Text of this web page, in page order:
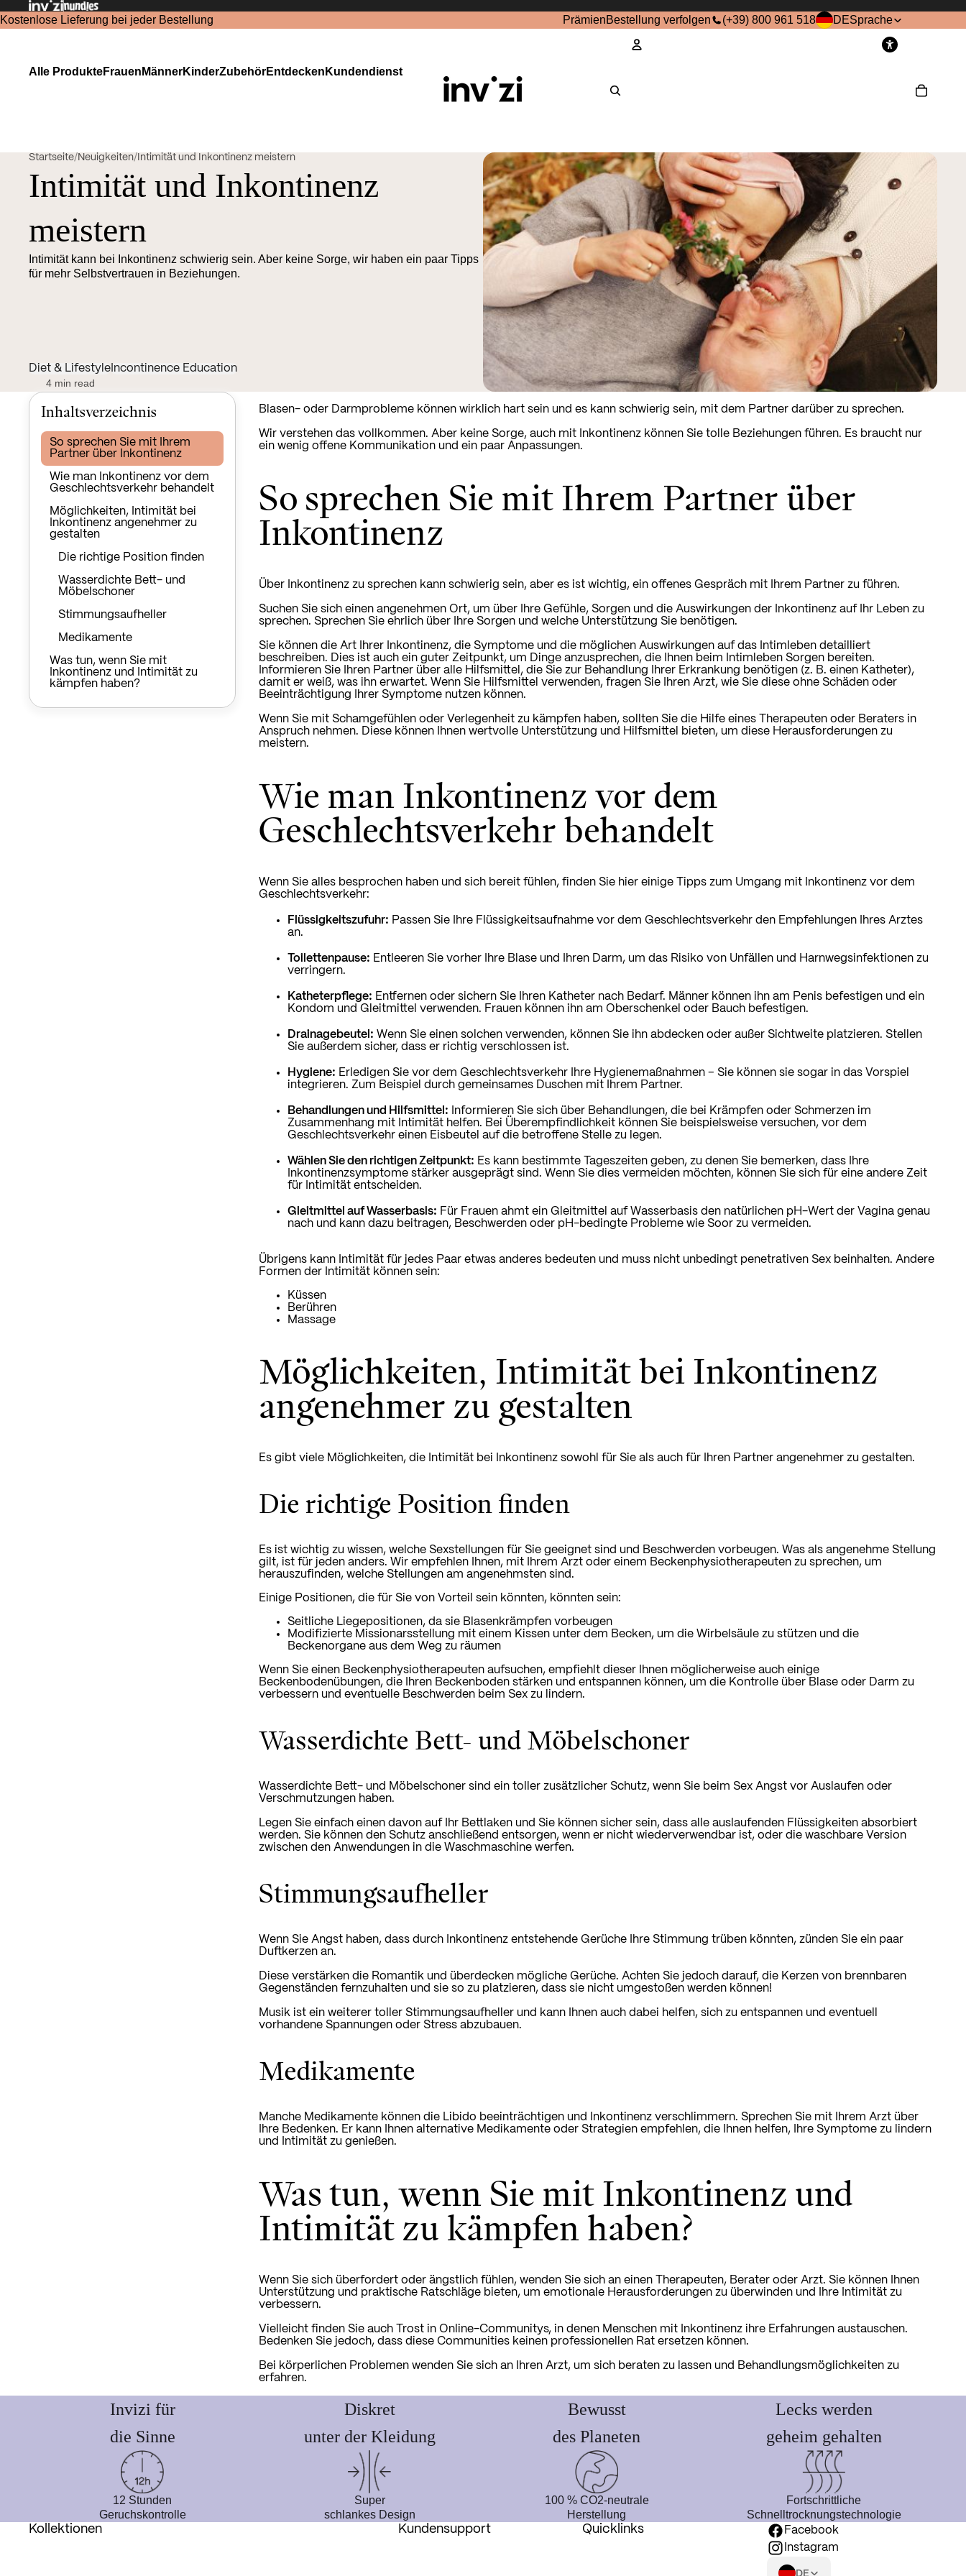
Kostenlose Lieferung bei jeder Bestellung PrämienBestellung verfolgen (+39) 800 961 518 DESprache
Alle ProdukteFrauen MännerKinderZubehörEntdecken Kundendienst
Startseite/Neuigkeiten/ Intimität und Inkontinenz meistern
Intimität und Inkontinenz
meistern
Intimität kann bei Inkontinenz schwierig sein. Aber keine Sorge, wir haben ein paar Tipps
für mehr Selbstvertrauen in Beziehungen.
Diet & Lifestyle Incontinence Education
4 min read
Inhaltsverzeichnis
So sprechen Sie mit Ihrem
Partner über Inkontinenz
Wie man Inkontinenz vor dem
Geschlechtsverkehr behandelt
Möglichkeiten, Intimität bei
Inkontinenz angenehmer zu
gestalten
Die richtige Position finden
Wasserdichte Bett- und
Möbelschoner
Stimmungsaufheller
Medikamente
Was tun, wenn Sie mit
Inkontinenz und Intimität zu
kämpfen haben?
Blasen- oder Darmprobleme können wirklich hart sein und es kann schwierig sein, mit dem Partner darüber zu sprechen.
Wir verstehen das vollkommen. Aber keine Sorge, auch mit Inkontinenz können Sie tolle Beziehungen führen. Es braucht nur
ein wenig offene Kommunikation und ein paar Anpassungen.
So sprechen Sie mit Ihrem Partner über
Inkontinenz
Über Inkontinenz zu sprechen kann schwierig sein, aber es ist wichtig, ein offenes Gespräch mit Ihrem Partner zu führen.
Suchen Sie sich einen angenehmen Ort, um über Ihre Gefühle, Sorgen und die Auswirkungen der Inkontinenz auf Ihr Leben zu
sprechen. Sprechen Sie ehrlich über Ihre Sorgen und welche Unterstützung Sie benötigen.
Sie können die Art Ihrer Inkontinenz, die Symptome und die möglichen Auswirkungen auf das Intimleben detailliert
beschreiben. Dies ist auch ein guter Zeitpunkt, um Dinge anzusprechen, die Ihnen beim Intimleben Sorgen bereiten.
Informieren Sie Ihren Partner über alle Hilfsmittel, die Sie zur Behandlung Ihrer Erkrankung benötigen (z. B. einen Katheter),
damit er weiß, was ihn erwartet. Wenn Sie Hilfsmittel verwenden, fragen Sie Ihren Arzt, wie Sie diese ohne Schäden oder
Beeinträchtigung Ihrer Symptome nutzen können.
Wenn Sie mit Schamgefühlen oder Verlegenheit zu kämpfen haben, sollten Sie die Hilfe eines Therapeuten oder Beraters in
Anspruch nehmen. Diese können Ihnen wertvolle Unterstützung und Hilfsmittel bieten, um diese Herausforderungen zu
meistern.
Wie man Inkontinenz vor dem
Geschlechtsverkehr behandelt
Wenn Sie alles besprochen haben und sich bereit fühlen, finden Sie hier einige Tipps zum Umgang mit Inkontinenz vor dem
Geschlechtsverkehr:
Flüssigkeitszufuhr: Passen Sie Ihre Flüssigkeitsaufnahme vor dem Geschlechtsverkehr den Empfehlungen Ihres Arztes
an.
Toilettenpause: Entleeren Sie vorher Ihre Blase und Ihren Darm, um das Risiko von Unfällen und Harnwegsinfektionen zu
verringern.
Katheterpflege: Entfernen oder sichern Sie Ihren Katheter nach Bedarf. Männer können ihn am Penis befestigen und ein
Kondom und Gleitmittel verwenden. Frauen können ihn am Oberschenkel oder Bauch befestigen.
Drainagebeutel: Wenn Sie einen solchen verwenden, können Sie ihn abdecken oder außer Sichtweite platzieren. Stellen
Sie außerdem sicher, dass er richtig verschlossen ist.
Hygiene: Erledigen Sie vor dem Geschlechtsverkehr Ihre Hygienemaßnahmen – Sie können sie sogar in das Vorspiel
integrieren. Zum Beispiel durch gemeinsames Duschen mit Ihrem Partner.
Behandlungen und Hilfsmittel: Informieren Sie sich über Behandlungen, die bei Krämpfen oder Schmerzen im
Zusammenhang mit Intimität helfen. Bei Überempfindlichkeit können Sie beispielsweise versuchen, vor dem
Geschlechtsverkehr einen Eisbeutel auf die betroffene Stelle zu legen.
Wählen Sie den richtigen Zeitpunkt: Es kann bestimmte Tageszeiten geben, zu denen Sie bemerken, dass Ihre
Inkontinenzsymptome stärker ausgeprägt sind. Wenn Sie dies vermeiden möchten, können Sie sich für eine andere Zeit
für Intimität entscheiden.
Gleitmittel auf Wasserbasis: Für Frauen ahmt ein Gleitmittel auf Wasserbasis den natürlichen pH-Wert der Vagina genau
nach und kann dazu beitragen, Beschwerden oder pH-bedingte Probleme wie Soor zu vermeiden.
Übrigens kann Intimität für jedes Paar etwas anderes bedeuten und muss nicht unbedingt penetrativen Sex beinhalten. Andere
Formen der Intimität können sein:
Küssen
Berühren
Massage
Möglichkeiten, Intimität bei Inkontinenz
angenehmer zu gestalten
Es gibt viele Möglichkeiten, die Intimität bei Inkontinenz sowohl für Sie als auch für Ihren Partner angenehmer zu gestalten.
Die richtige Position finden
Es ist wichtig zu wissen, welche Sexstellungen für Sie geeignet sind und Beschwerden vorbeugen. Was als angenehme Stellung
gilt, ist für jeden anders. Wir empfehlen Ihnen, mit Ihrem Arzt oder einem Beckenphysiotherapeuten zu sprechen, um
herauszufinden, welche Stellungen am angenehmsten sind.
Einige Positionen, die für Sie von Vorteil sein könnten, könnten sein:
Seitliche Liegepositionen, da sie Blasenkrämpfen vorbeugen
Modifizierte Missionarsstellung mit einem Kissen unter dem Becken, um die Wirbelsäule zu stützen und die
Beckenorgane aus dem Weg zu räumen
Wenn Sie einen Beckenphysiotherapeuten aufsuchen, empfiehlt dieser Ihnen möglicherweise auch einige
Beckenbodenübungen, die Ihren Beckenboden stärken und entspannen können, um die Kontrolle über Blase oder Darm zu
verbessern und eventuelle Beschwerden beim Sex zu lindern.
Wasserdichte Bett- und Möbelschoner
Wasserdichte Bett- und Möbelschoner sind ein toller zusätzlicher Schutz, wenn Sie beim Sex Angst vor Auslaufen oder
Verschmutzungen haben.
Legen Sie einfach einen davon auf Ihr Bettlaken und Sie können sicher sein, dass alle auslaufenden Flüssigkeiten absorbiert
werden. Sie können den Schutz anschließend entsorgen, wenn er nicht wiederverwendbar ist, oder die waschbare Version
zwischen den Anwendungen in die Waschmaschine werfen.
Stimmungsaufheller
Wenn Sie Angst haben, dass durch Inkontinenz entstehende Gerüche Ihre Stimmung trüben könnten, zünden Sie ein paar
Duftkerzen an.
Diese verstärken die Romantik und überdecken mögliche Gerüche. Achten Sie jedoch darauf, die Kerzen von brennbaren
Gegenständen fernzuhalten und sie so zu platzieren, dass sie nicht umgestoßen werden können!
Musik ist ein weiterer toller Stimmungsaufheller und kann Ihnen auch dabei helfen, sich zu entspannen und eventuell
vorhandene Spannungen oder Stress abzubauen.
Medikamente
Manche Medikamente können die Libido beeinträchtigen und Inkontinenz verschlimmern. Sprechen Sie mit Ihrem Arzt über
Ihre Bedenken. Er kann Ihnen alternative Medikamente oder Strategien empfehlen, die Ihnen helfen, Ihre Symptome zu lindern
und Intimität zu genießen.
Was tun, wenn Sie mit Inkontinenz und
Intimität zu kämpfen haben?
Wenn Sie sich überfordert oder ängstlich fühlen, wenden Sie sich an einen Therapeuten, Berater oder Arzt. Sie können Ihnen
Unterstützung und praktische Ratschläge bieten, um emotionale Herausforderungen zu überwinden und Ihre Intimität zu
verbessern.
Vielleicht finden Sie auch Trost in Online-Communitys, in denen Menschen mit Inkontinenz ihre Erfahrungen austauschen.
Bedenken Sie jedoch, dass diese Communities keinen professionellen Rat ersetzen können.
Bei körperlichen Problemen wenden Sie sich an Ihren Arzt, um sich beraten zu lassen und Behandlungsmöglichkeiten zu
erfahren.
Invizi für
die Sinne
12 Stunden
Geruchskontrolle
Diskret
unter der Kleidung
Super
schlankes Design
Bewusst
des Planeten
100 % CO2-neutrale
Herstellung
Lecks werden
geheim gehalten
Fortschrittliche
Schnelltrocknungstechnologie
Kollektionen Kundensupport Quicklinks
Facebook
Instagram
DE